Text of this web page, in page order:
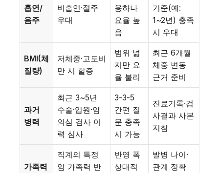
흡연/
음주
비흡연·절주
우대
용하나
요율 높
음
기준(예:
1~2년) 충족
시 우대
BMI(체
질량)
저체중·고도비
만 시 할증
범위 넓
지만 요
율 불리
최근 6개월
체중 변동
근거 준비
과거
병력
최근 3~5년
수술·입원·암
의심 검사 이
력 심사
3-3-5
간편 질
문 충족
시 가능
진료기록·검
사결과 사본
지참
가족력
직계의 특정
암 가족력 반
반영 폭
상대적
발병 나이·
관계 정확